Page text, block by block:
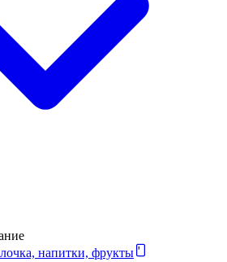
напитки, фрукты